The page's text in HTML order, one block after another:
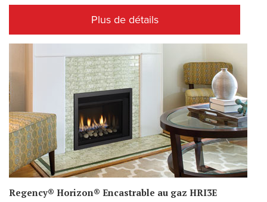
Plus de détails
Regency® Horizon® Encastrable au gaz HRI3E